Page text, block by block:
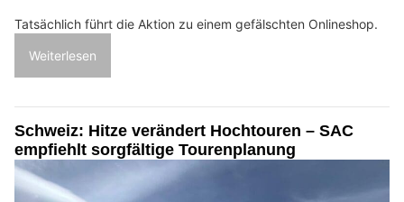
Tatsächlich führt die Aktion zu einem gefälschten Onlineshop.
Weiterlesen
Schweiz: Hitze verändert Hochtouren – SAC
empfiehlt sorgfältige Tourenplanung